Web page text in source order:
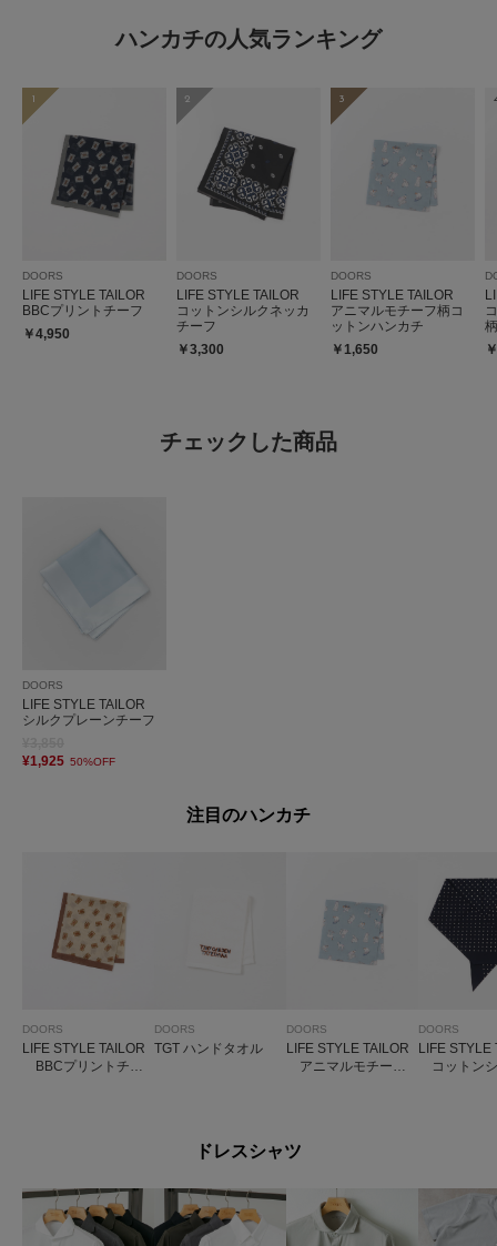
ハンカチの人気ランキング
1
DOORS
LIFE STYLE TAILOR
BBCプリントチーフ
￥4,950
2
DOORS
LIFE STYLE TAILOR
コットンシルクネッカ
チーフ
￥3,300
3
DOORS
LIFE STYLE TAILOR
アニマルモチーフ柄コ
ットンハンカチ
￥1,650
チェックした商品
DOORS
LIFE STYLE TAILOR
シルクプレーンチーフ
¥1,925 50%OFF
注目のハンカチ
DOORS
LIFE STYLE TAILOR
BBCプリントチー
DOORS
TGT ハンドタオル
DOORS
LIFE STYLE TAILOR
アニマルモチーフ
DOORS
LIFE STYLE
コットン
ドレスシャツ